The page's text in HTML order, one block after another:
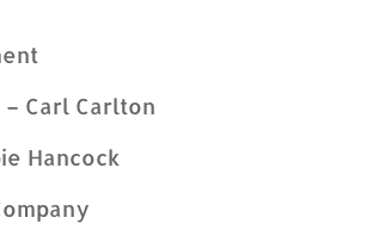
– Carl Carlton
Hancock